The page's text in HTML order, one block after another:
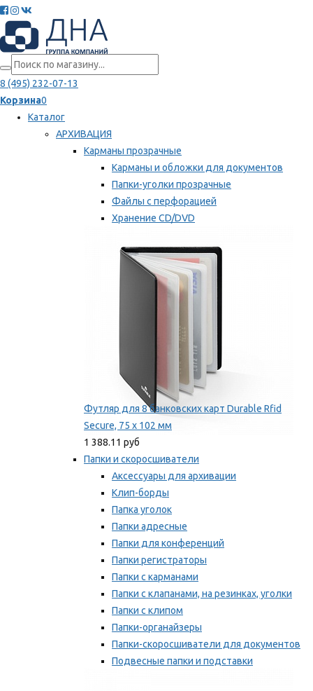
8 (495) 232-07-13
Корзина0
Каталог
АРХИВАЦИЯ
Карманы прозрачные
Карманы и обложки для документов
Папки-уголки прозрачные
Файлы с перфорацией
Хранение CD/DVD
Мы рекомендуем
Футляр для 8 банковских карт Durable Rfid
Secure, 75 х 102 мм
1 388.11 руб
Папки и скоросшиватели
Аксессуары для архивации
Клип-борды
Папка уголок
Папки адресные
Папки для конференций
Папки регистраторы
Папки с карманами
Папки с клапанами, на резинках, уголки
Папки с клипом
Папки-органайзеры
Папки-скоросшиватели для документов
Подвесные папки и подставки